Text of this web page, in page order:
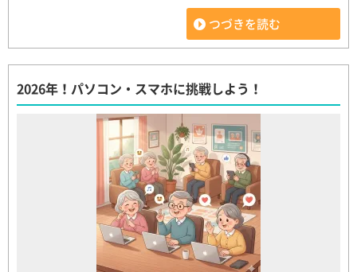
つづきを読む
2026年！パソコン・スマホに挑戦しよう！